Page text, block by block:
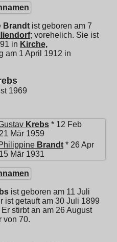
Brandt ist geboren am 7
; vorehelich. Sie ist
in Kirche,
am 1 April 1912 in
1969
Krebs * 12 Feb
Mär 1959
Brandt * 26 Apr
Mär 1931
ist geboren am 11 Juli
ist getauft am 30 Juli 1899
Er stirbt an am 26 August
von 70.